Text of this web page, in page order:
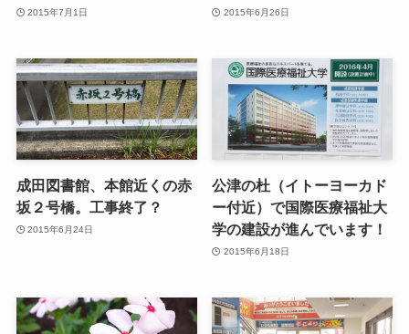
2015年7月1日 2015年6月26日
成田図書館、本館近くの赤
坂２号橋。工事終了？
2015年6月24日
公津の杜（イトーヨーカド
ー付近）で国際医療福祉大
学の建設が進んでいます！
2015年6月18日